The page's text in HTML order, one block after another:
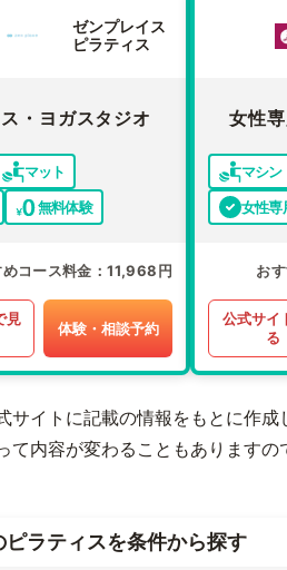
ゼンプレイス
ピラティス
・ヨガスタジオ
マット
無料体験
コース料金 11,968円
見
体験・相談予約
女性
マシン
女性専
お
公式サイ
る
サイトに記載の情報をもとに作
て内容が変わることもありますの
ピラティスを条件から探す